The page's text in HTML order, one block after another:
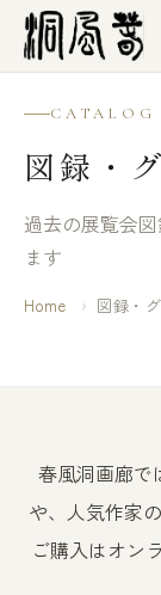
本文へスキップ
図録・
過去の展覧会
ます
Home › 図録・
春風洞画廊で
や、人気作家
ご購入はオン